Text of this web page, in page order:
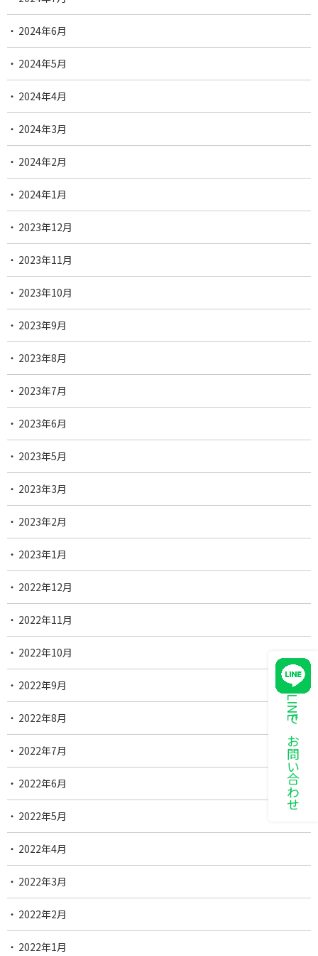
LINEでお問い合わせ
2024年6月
2024年5月
2024年4月
2024年3月
2024年2月
2024年1月
2023年12月
2023年11月
2023年10月
2023年9月
2023年8月
2023年7月
2023年6月
2023年5月
2023年3月
2023年2月
2023年1月
2022年12月
2022年11月
2022年10月
2022年9月
2022年8月
2022年7月
2022年6月
2022年5月
2022年4月
2022年3月
2022年2月
2022年1月